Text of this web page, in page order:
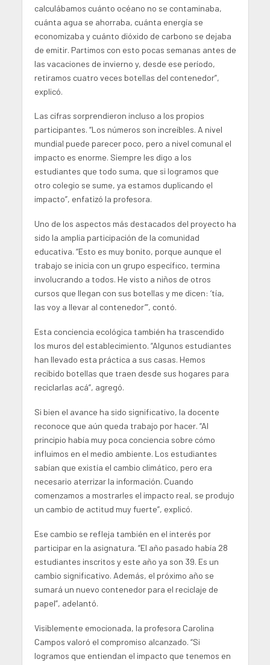
calculábamos cuánto océano no se contaminaba,
cuánta agua se ahorraba, cuánta energía se
economizaba y cuánto dióxido de carbono se dejaba
de emitir. Partimos con esto pocas semanas antes de
las vacaciones de invierno y, desde ese período,
retiramos cuatro veces botellas del contenedor”,
explicó.
Las cifras sorprendieron incluso a los propios
participantes. “Los números son increíbles. A nivel
mundial puede parecer poco, pero a nivel comunal el
impacto es enorme. Siempre les digo a los
estudiantes que todo suma, que si logramos que
otro colegio se sume, ya estamos duplicando el
impacto”, enfatizó la profesora.
Uno de los aspectos más destacados del proyecto ha
sido la amplia participación de la comunidad
educativa. “Esto es muy bonito, porque aunque el
trabajo se inicia con un grupo específico, termina
involucrando a todos. He visto a niños de otros
cursos que llegan con sus botellas y me dicen: ‘tía,
las voy a llevar al contenedor’”, contó.
Esta conciencia ecológica también ha trascendido
los muros del establecimiento. “Algunos estudiantes
han llevado esta práctica a sus casas. Hemos
recibido botellas que traen desde sus hogares para
reciclarlas acá”, agregó.
Si bien el avance ha sido significativo, la docente
reconoce que aún queda trabajo por hacer. “Al
principio había muy poca conciencia sobre cómo
influimos en el medio ambiente. Los estudiantes
sabían que existía el cambio climático, pero era
necesario aterrizar la información. Cuando
comenzamos a mostrarles el impacto real, se produjo
un cambio de actitud muy fuerte”, explicó.
Ese cambio se refleja también en el interés por
participar en la asignatura. “El año pasado había 28
estudiantes inscritos y este año ya son 39. Es un
cambio significativo. Además, el próximo año se
sumará un nuevo contenedor para el reciclaje de
papel”, adelantó.
Visiblemente emocionada, la profesora Carolina
Campos valoró el compromiso alcanzado. “Si
logramos que entiendan el impacto que tenemos en